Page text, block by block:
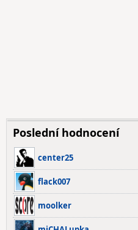
Poslední hodnocení
center25
flack007
moolker